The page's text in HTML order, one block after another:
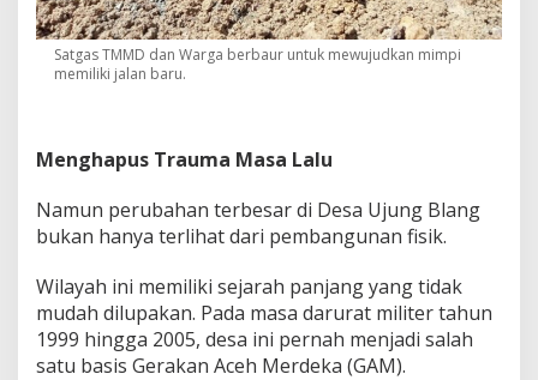
Satgas TMMD dan Warga berbaur untuk mewujudkan mimpi
memiliki jalan baru.
Menghapus Trauma Masa Lalu
Namun perubahan terbesar di Desa Ujung Blang
bukan hanya terlihat dari pembangunan fisik.
Wilayah ini memiliki sejarah panjang yang tidak
mudah dilupakan. Pada masa darurat militer tahun
1999 hingga 2005, desa ini pernah menjadi salah
satu basis Gerakan Aceh Merdeka (GAM).